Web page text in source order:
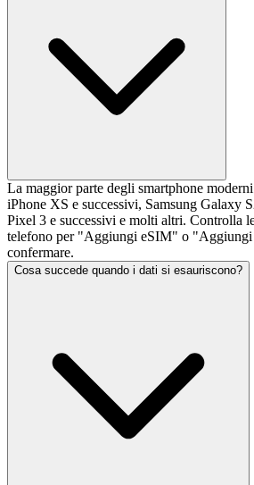
La maggior parte degli smartphone
iPhone XS e successivi, Samsung Galaxy
Pixel 3 e successivi e molti altri. Controlla
telefono per "Aggiungi eSIM" o "Aggiungi
confermare.
Cosa succede quando i dati si esauriscono?